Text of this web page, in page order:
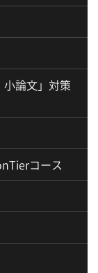
論文」対策
コース